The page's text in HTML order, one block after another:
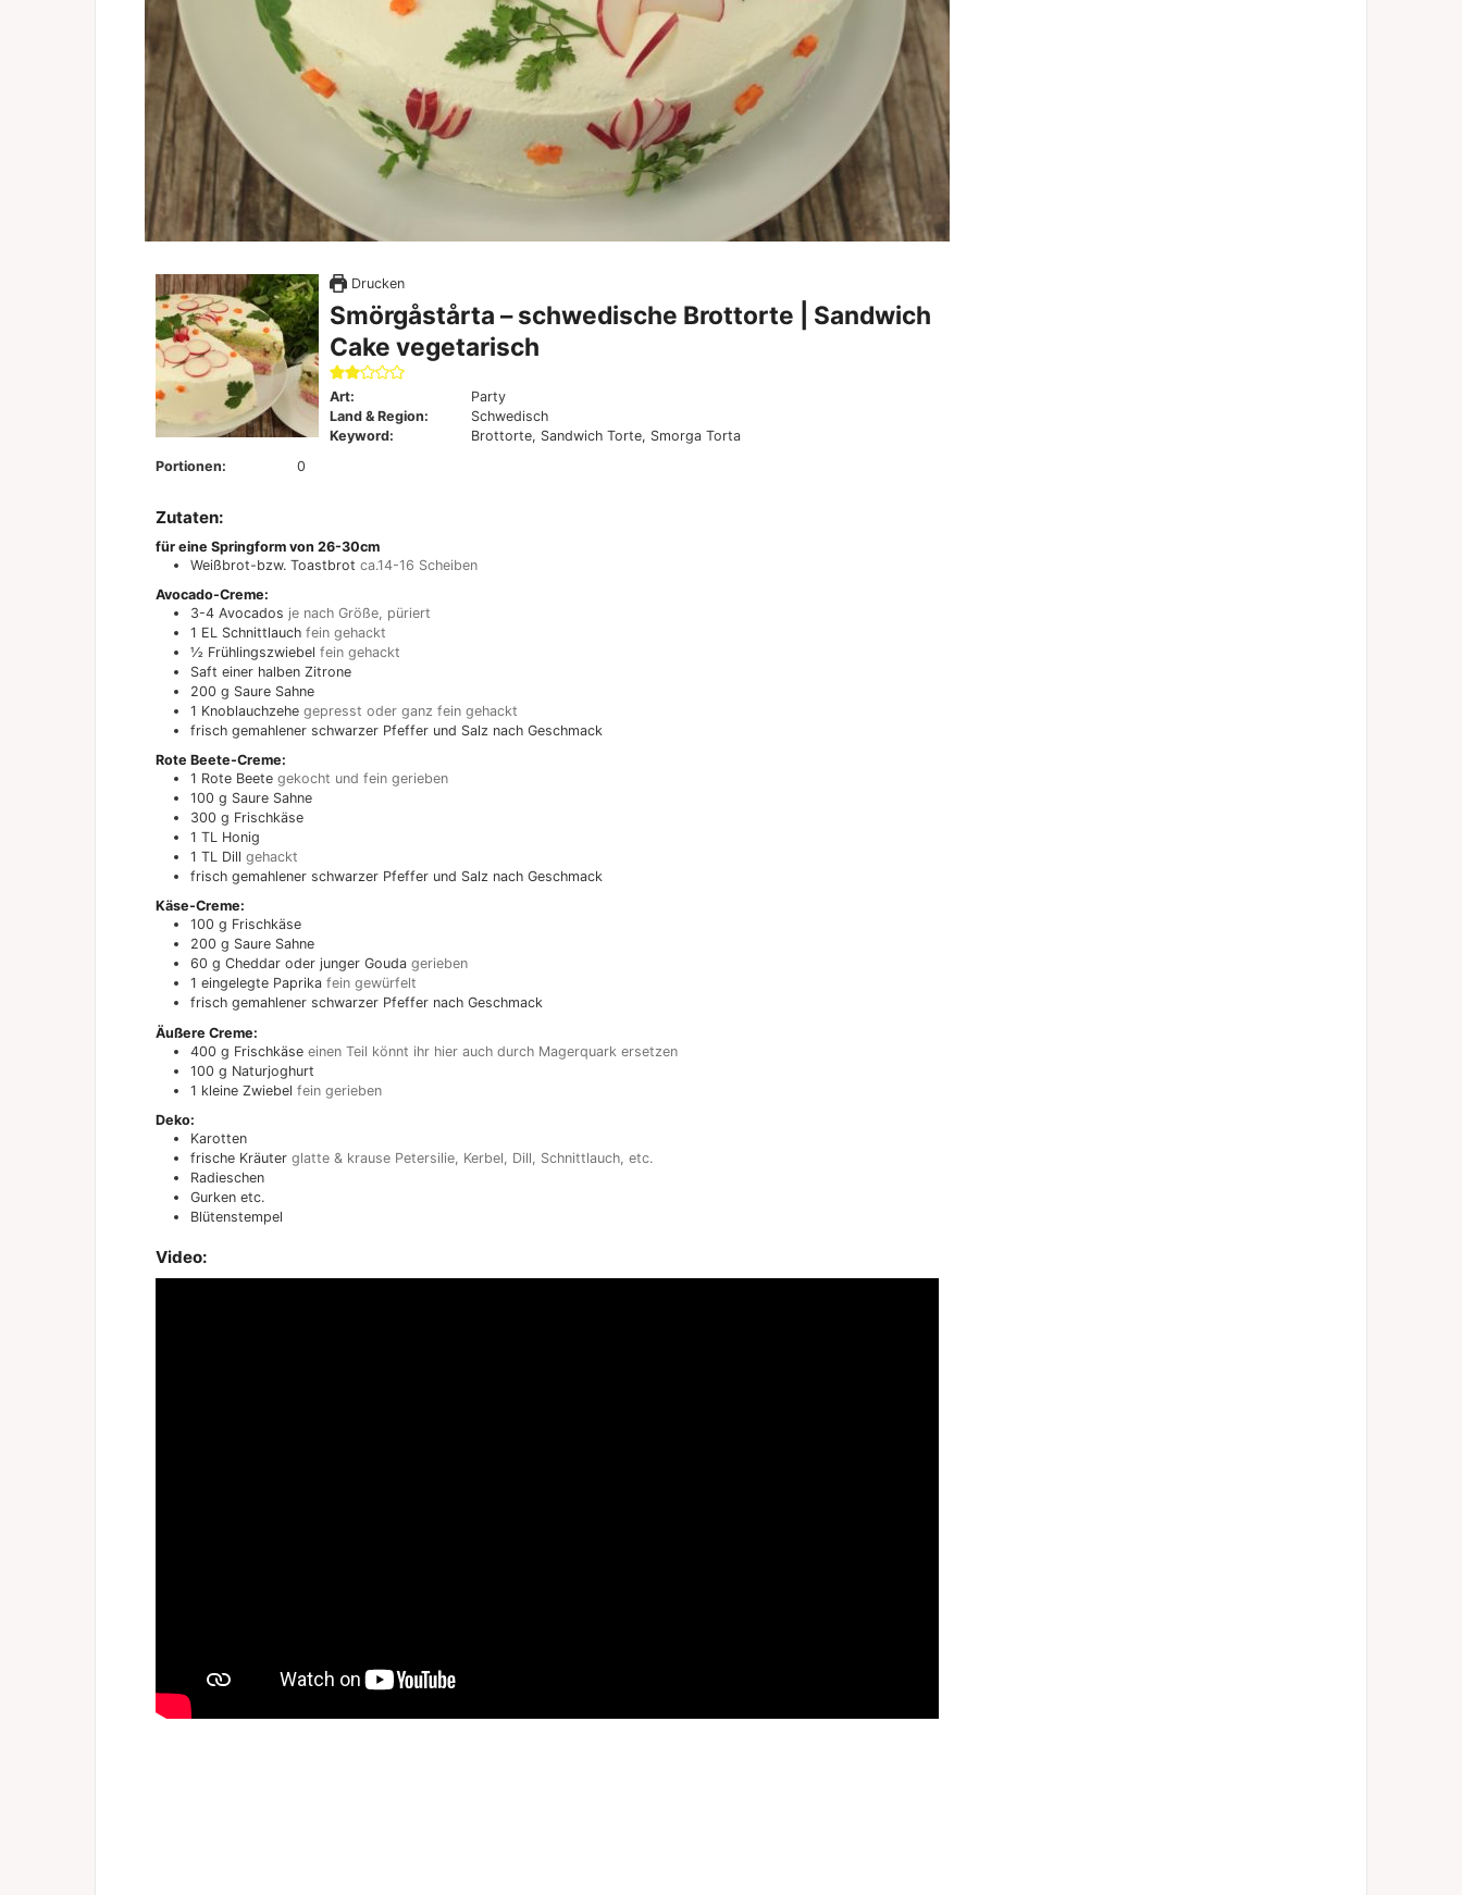
Drucken
Smörgåstårta – schwedische Brottorte | Sandwich
Cake vegetarisch
Art:
Party
Land & Region:
Schwedisch
Keyword:
Brottorte, Sandwich Torte, Smorga Torta
Portionen:
0
Zutaten:
für eine Springform von 26-30cm
Weißbrot-bzw. Toastbrot ca.14-16 Scheiben
Avocado-Creme:
3-4 Avocados je nach Größe, püriert
1 EL Schnittlauch fein gehackt
½ Frühlingszwiebel fein gehackt
Saft einer halben Zitrone
200 g Saure Sahne
1 Knoblauchzehe gepresst oder ganz fein gehackt
frisch gemahlener schwarzer Pfeffer und Salz nach Geschmack
Rote Beete-Creme:
1 Rote Beete gekocht und fein gerieben
100 g Saure Sahne
300 g Frischkäse
1 TL Honig
1 TL Dill gehackt
frisch gemahlener schwarzer Pfeffer und Salz nach Geschmack
Käse-Creme:
100 g Frischkäse
200 g Saure Sahne
60 g Cheddar oder junger Gouda gerieben
1 eingelegte Paprika fein gewürfelt
frisch gemahlener schwarzer Pfeffer nach Geschmack
Äußere Creme:
400 g Frischkäse einen Teil könnt ihr hier auch durch Magerquark ersetzen
100 g Naturjoghurt
1 kleine Zwiebel fein gerieben
Deko:
Karotten
frische Kräuter glatte & krause Petersilie, Kerbel, Dill, Schnittlauch, etc.
Radieschen
Gurken etc.
Blütenstempel
Video: